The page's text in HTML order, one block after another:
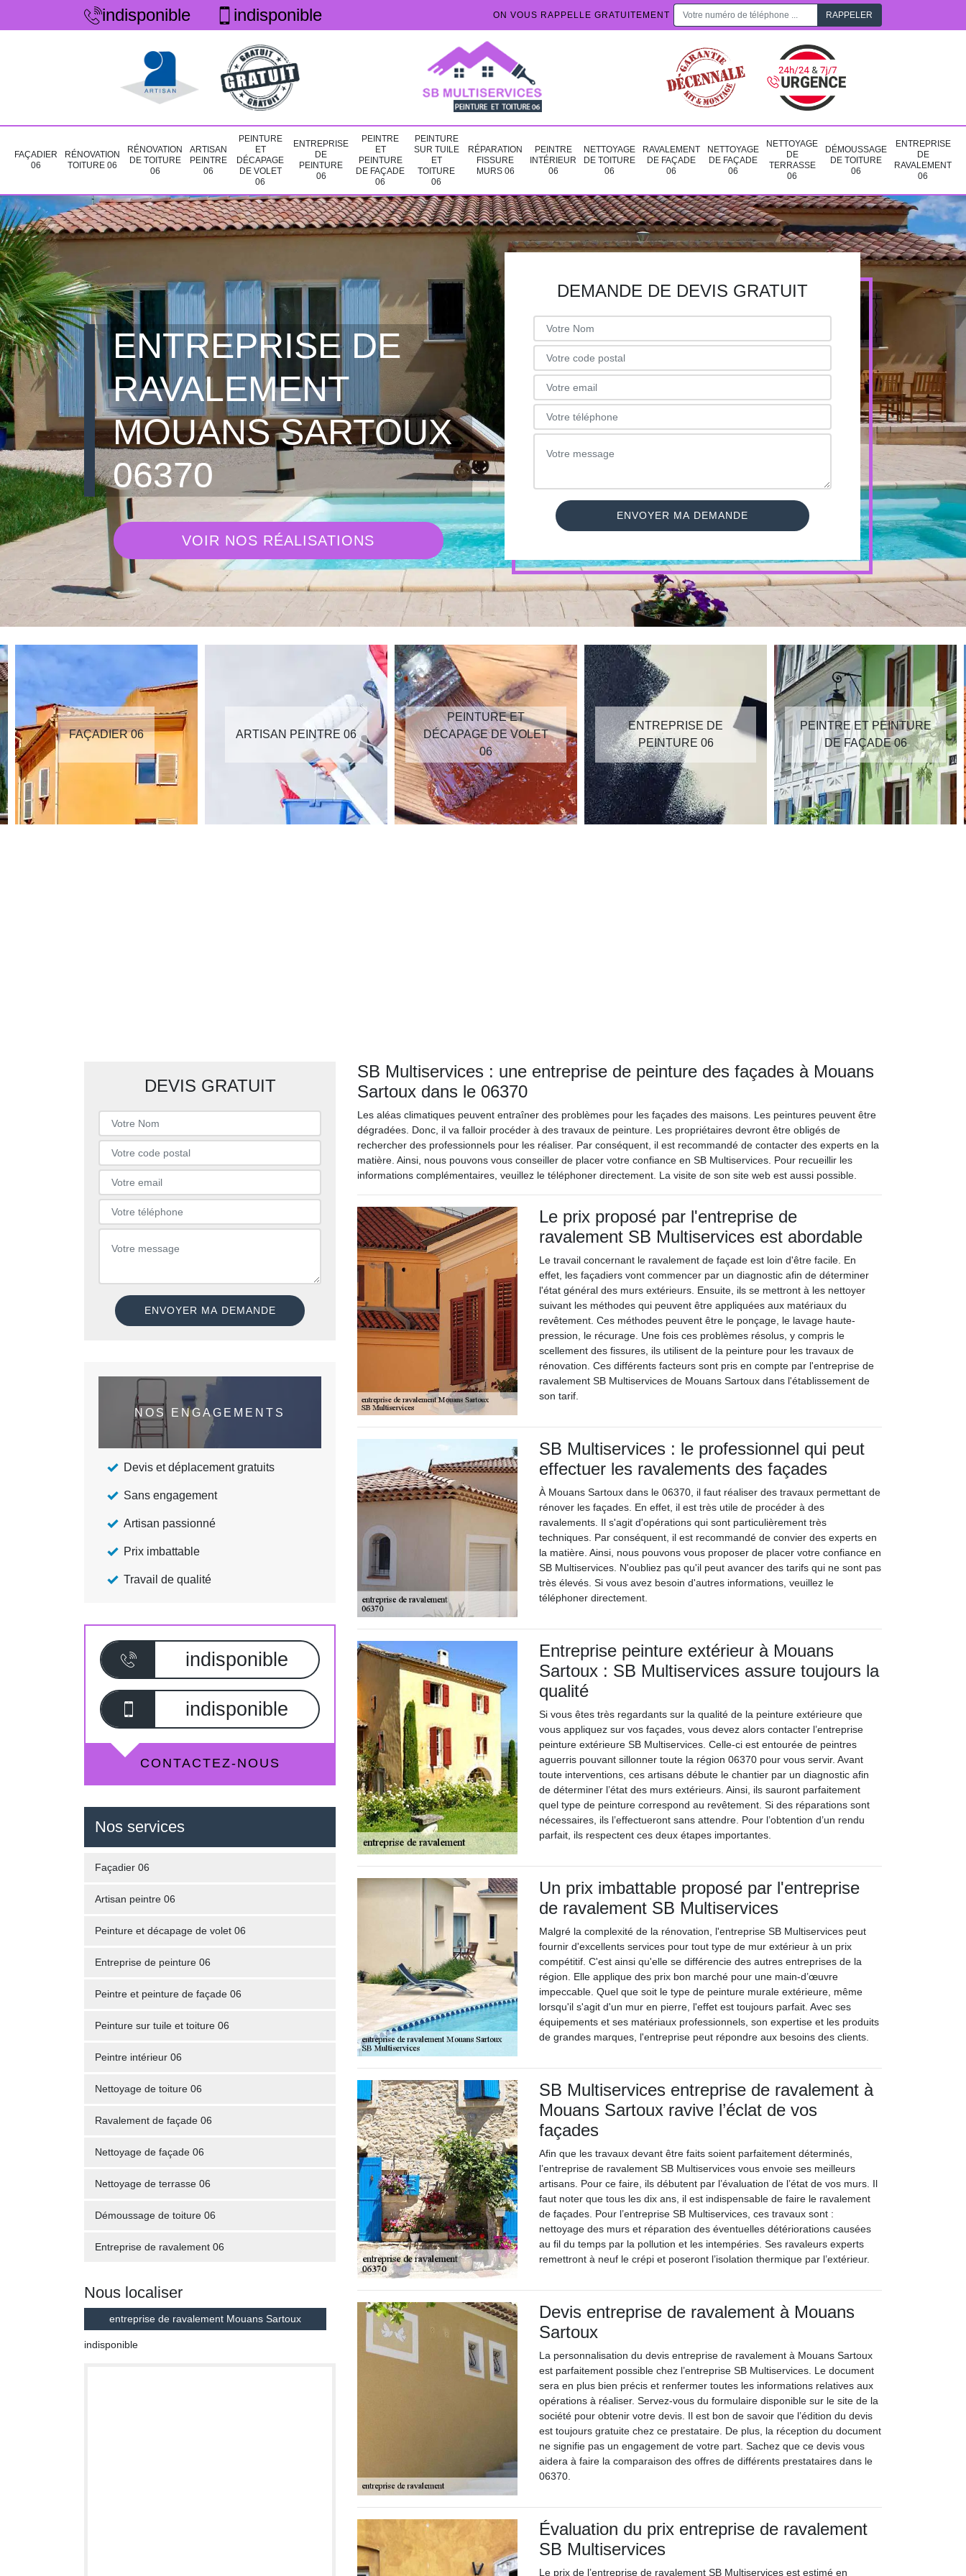
indisponible indisponible ON VOUS RAPPELLE GRATUITEMENT
FAÇADIER
06
RÉNOVATION
TOITURE 06
RÉNOVATION
DE TOITURE
06
ARTISAN
PEINTRE
06
PEINTURE
ET
DÉCAPAGE
DE VOLET
06
ENTREPRISE
DE
PEINTURE
06
PEINTRE
ET
PEINTURE
DE FAÇADE
06
PEINTURE
SUR TUILE
ET
TOITURE
06
RÉPARATION
FISSURE
MURS 06
PEINTRE
INTÉRIEUR
06
NETTOYAGE
DE TOITURE
06
RAVALEMENT
DE FAÇADE
06
NETTOYAGE
DE FAÇADE
06
NETTOYAGE
DE
TERRASSE
06
DÉMOUSSAGE
DE TOITURE
06
ENTREPRISE
DE
RAVALEMENT
06
ENTREPRISE DE
RAVALEMENT
MOUANS SARTOUX
06370
VOIR NOS RÉALISATIONS
DEMANDE DE DEVIS GRATUIT
FAÇADIER 06 ARTISAN PEINTRE 06
PEINTURE ET
DÉCAPAGE DE VOLET
06
ENTREPRISE DE
PEINTURE 06
PEINTRE ET PEINTURE
DE FAÇADE 06
DEVIS GRATUIT
NOS ENGAGEMENTS
Devis et déplacement gratuits
Sans engagement
Artisan passionné
Prix imbattable
Travail de qualité
indisponible
indisponible
CONTACTEZ-NOUS
Nos services
Façadier 06
Artisan peintre 06
Peinture et décapage de volet 06
Entreprise de peinture 06
Peintre et peinture de façade 06
Peinture sur tuile et toiture 06
Peintre intérieur 06
Nettoyage de toiture 06
Ravalement de façade 06
Nettoyage de façade 06
Nettoyage de terrasse 06
Démoussage de toiture 06
Entreprise de ravalement 06
Nous localiser
entreprise de ravalement Mouans Sartoux
indisponible
SB Multiservices : une entreprise de peinture des façades à Mouans
Sartoux dans le 06370
Les aléas climatiques peuvent entraîner des problèmes pour les façades des maisons. Les peintures peuvent être
dégradées. Donc, il va falloir procéder à des travaux de peinture. Les propriétaires devront être obligés de
rechercher des professionnels pour les réaliser. Par conséquent, il est recommandé de contacter des experts en la
matière. Ainsi, nous pouvons vous conseiller de placer votre confiance en SB Multiservices. Pour recueillir les
informations complémentaires, veuillez le téléphoner directement. La visite de son site web est aussi possible.
Le prix proposé par l'entreprise de
ravalement SB Multiservices est abordable
Le travail concernant le ravalement de façade est loin d'être facile. En
effet, les façadiers vont commencer par un diagnostic afin de déterminer
l'état général des murs extérieurs. Ensuite, ils se mettront à les nettoyer
suivant les méthodes qui peuvent être appliquées aux matériaux du
revêtement. Ces méthodes peuvent être le ponçage, le lavage haute-
pression, le récurage. Une fois ces problèmes résolus, y compris le
scellement des fissures, ils utilisent de la peinture pour les travaux de
rénovation. Ces différents facteurs sont pris en compte par l'entreprise de
ravalement SB Multiservices de Mouans Sartoux dans l'établissement de
son tarif.
SB Multiservices : le professionnel qui peut
effectuer les ravalements des façades
À Mouans Sartoux dans le 06370, il faut réaliser des travaux permettant de
rénover les façades. En effet, il est très utile de procéder à des
ravalements. Il s'agit d'opérations qui sont particulièrement très
techniques. Par conséquent, il est recommandé de convier des experts en
la matière. Ainsi, nous pouvons vous proposer de placer votre confiance en
SB Multiservices. N'oubliez pas qu'il peut avancer des tarifs qui ne sont pas
très élevés. Si vous avez besoin d'autres informations, veuillez le
téléphoner directement.
Entreprise peinture extérieur à Mouans
Sartoux : SB Multiservices assure toujours la
qualité
Si vous êtes très regardants sur la qualité de la peinture extérieure que
vous appliquez sur vos façades, vous devez alors contacter l’entreprise
peinture extérieure SB Multiservices. Celle-ci est entourée de peintres
aguerris pouvant sillonner toute la région 06370 pour vous servir. Avant
toute interventions, ces artisans débute le chantier par un diagnostic afin
de déterminer l’état des murs extérieurs. Ainsi, ils sauront parfaitement
quel type de peinture correspond au revêtement. Si des réparations sont
nécessaires, ils l’effectueront sans attendre. Pour l’obtention d’un rendu
parfait, ils respectent ces deux étapes importantes.
Un prix imbattable proposé par l'entreprise
de ravalement SB Multiservices
Malgré la complexité de la rénovation, l'entreprise SB Multiservices peut
fournir d'excellents services pour tout type de mur extérieur à un prix
compétitif. C'est ainsi qu'elle se différencie des autres entreprises de la
région. Elle applique des prix bon marché pour une main-d’œuvre
impeccable. Quel que soit le type de peinture murale extérieure, même
lorsqu'il s'agit d'un mur en pierre, l'effet est toujours parfait. Avec ses
équipements et ses matériaux professionnels, son expertise et les produits
de grandes marques, l'entreprise peut répondre aux besoins des clients.
SB Multiservices entreprise de ravalement à
Mouans Sartoux ravive l’éclat de vos
façades
Afin que les travaux devant être faits soient parfaitement déterminés,
l’entreprise de ravalement SB Multiservices vous envoie ses meilleurs
artisans. Pour ce faire, ils débutent par l’évaluation de l’état de vos murs. Il
faut noter que tous les dix ans, il est indispensable de faire le ravalement
de façades. Pour l’entreprise SB Multiservices, ces travaux sont :
nettoyage des murs et réparation des éventuelles détériorations causées
au fil du temps par la pollution et les intempéries. Ses ravaleurs experts
remettront à neuf le crépi et poseront l’isolation thermique par l’extérieur.
Devis entreprise de ravalement à Mouans
Sartoux
La personnalisation du devis entreprise de ravalement à Mouans Sartoux
est parfaitement possible chez l’entreprise SB Multiservices. Le document
sera en plus bien précis et renfermer toutes les informations relatives aux
opérations à réaliser. Servez-vous du formulaire disponible sur le site de la
société pour obtenir votre devis. Il est bon de savoir que l’édition du devis
est toujours gratuite chez ce prestataire. De plus, la réception du document
ne signifie pas un engagement de votre part. Sachez que ce devis vous
aidera à faire la comparaison des offres de différents prestataires dans le
06370.
Évaluation du prix entreprise de ravalement
SB Multiservices
Le prix de l’entreprise de ravalement SB Multiservices est estimé en